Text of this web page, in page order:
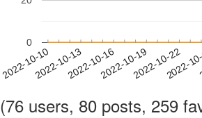
2022-10-102022-10-132022-10-162022-10-192022-10-22
2022-
0
(76 users, 80 posts, 259